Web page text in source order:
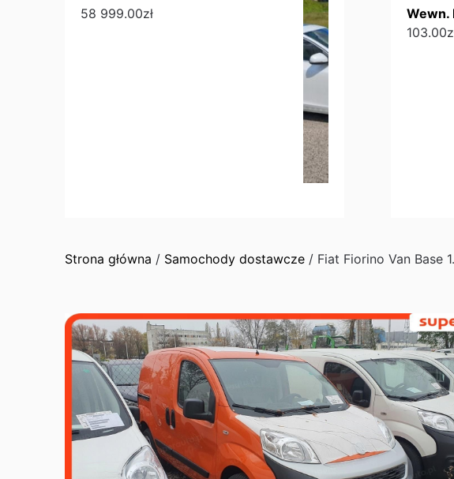
58 999.00zł
Wewn.
103.00
Strona główna / Samochody dostawcze / Fiat Fiorino Van Base